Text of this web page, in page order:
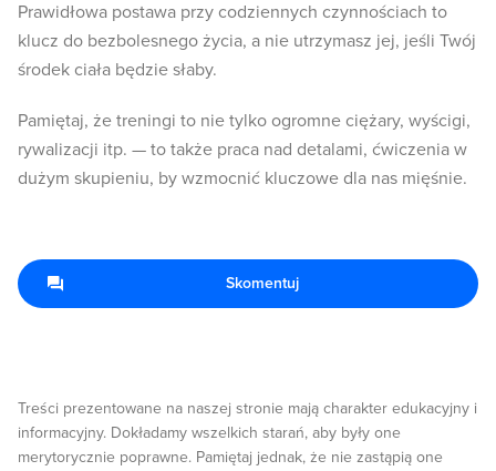
Prawidłowa postawa przy codziennych czynnościach to
klucz do bezbolesnego życia, a nie utrzymasz jej, jeśli Twój
środek ciała będzie słaby.
Pamiętaj, że treningi to nie tylko ogromne ciężary, wyścigi,
rywalizacji itp. — to także praca nad detalami, ćwiczenia w
dużym skupieniu, by wzmocnić kluczowe dla nas mięśnie.
Treści prezentowane na naszej stronie mają charakter edukacyjny i
informacyjny. Dokładamy wszelkich starań, aby były one
merytorycznie poprawne. Pamiętaj jednak, że nie zastąpią one
Skomentuj